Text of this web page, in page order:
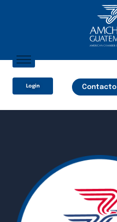
Sobre Nosotros
Socios
Login Contacto